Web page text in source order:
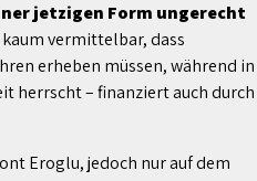
jetzigen Form ungerecht
kaum vermittelbar, dass
erheben müssen, während in
herrscht – finanziert auch durch
Eroglu, jedoch nur auf dem